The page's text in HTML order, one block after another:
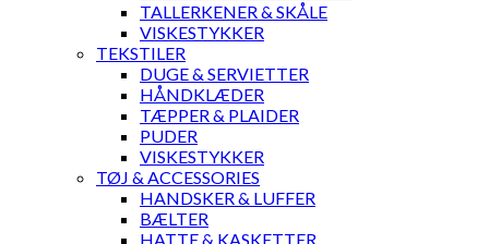
TALLERKENER & SKÅLE
VISKESTYKKER
TEKSTILER
DUGE & SERVIETTER
HÅNDKLÆDER
TÆPPER & PLAIDER
PUDER
VISKESTYKKER
TØJ & ACCESSORIES
HANDSKER & LUFFER
BÆLTER
HATTE & KASKETTER